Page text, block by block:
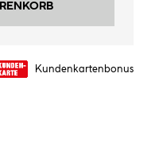
Kundenkartenbonus